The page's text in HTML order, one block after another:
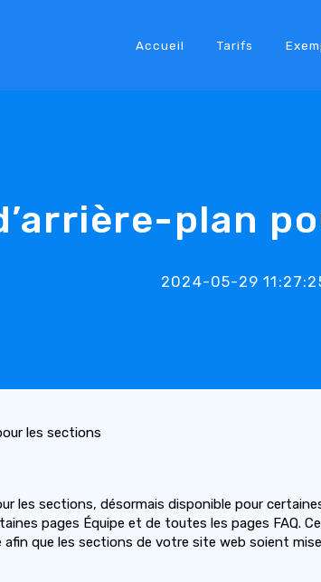
Accueil Tarifs
plan
2024-05-29
les sections
les sections, désormais disponible pour
pages Équipe et de toutes les pages FAQ.
que les sections de votre site web soient